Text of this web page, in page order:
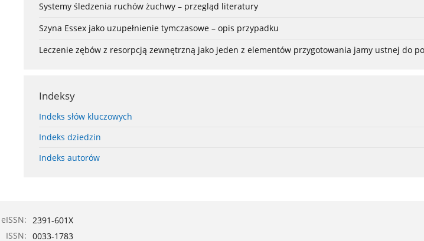
Systemy śledzenia ruchów żuchwy – przegląd literatury
Szyna Essex jako uzupełnienie tymczasowe – opis przypadku
Leczenie zębów z resorpcją zewnętrzną jako jeden z elementów przygotowania jamy ustnej do
Indeksy
Indeks słów kluczowych
Indeks dziedzin
Indeks autorów
eISSN: 2391-601X
ISSN: 0033-1783